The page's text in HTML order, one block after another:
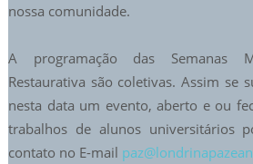
nossa comunidade.
A programação das Semanas
Restaurativa são coletivas. Assim se
nesta data um evento, aberto e ou
trabalhos de alunos universitários
contato no E-mail